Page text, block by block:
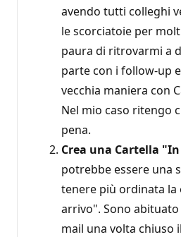
avendo tutti colleghi
le scorciatoie per
paura di ritrovarmi a
parte con i follow-up
vecchia maniera con
Nel mio caso ritengo
pena.
Crea una Cartella
potrebbe essere una
tenere più ordinata la
arrivo". Sono
mail una volta chiuso